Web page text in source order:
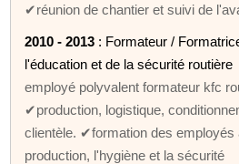
✔réunion de chantier et suivi de
2010 - 2013 : Formateur /
l'éducation et de la sécurité routière
employé polyvalent formateur kfc
✔production, logistique,
clientèle. ✔formation des employés
production, l'hygiène et la sécurité